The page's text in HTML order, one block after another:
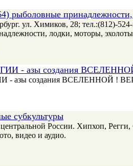
рыболовные
ул. Химиков, 28; тел.:(812)-
лодки, моторы,
- азы создания
азы создания ВСЕЛЕННОЙ !
субкультуры
России. Хипхоп, Регги,
видео и аудио.